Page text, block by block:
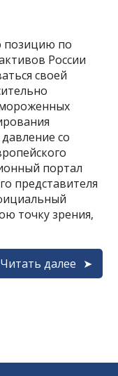
позицию по
России
своей
со
портал
представителя
точку зрения,
Читать далее